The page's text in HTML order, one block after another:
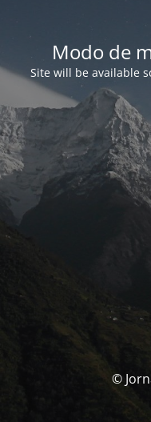
Modo de
Site will be available
©